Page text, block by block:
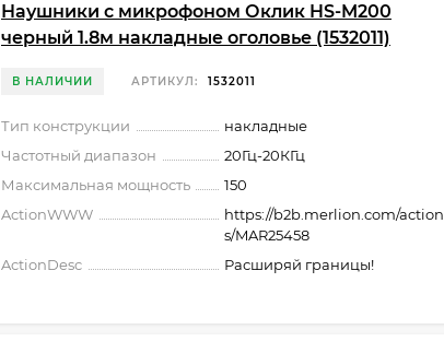
Наушники с микрофоном Оклик HS-M200
черный 1.8м накладные оголовье (1532011)
В НАЛИЧИИ АРТИКУЛ: 1532011
Тип конструкции
накладные
Частотный диапазон
20Гц-20КГц
Максимальная мощность
150
ActionWWW
https://b2b.merlion.com/action
s/MAR25458
ActionDesc
Расширяй границы!